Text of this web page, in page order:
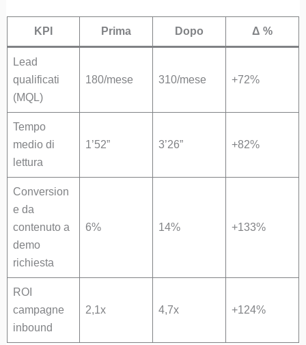
KPI Prima Dopo Δ %
Lead
qualificati
(MQL)
180/mese 310/mese +72%
Tempo
medio di
lettura
1’52” 3’26” +82%
Conversion
e da
contenuto a
demo
richiesta
6% 14% +133%
ROI
campagne
inbound
2,1x 4,7x +124%